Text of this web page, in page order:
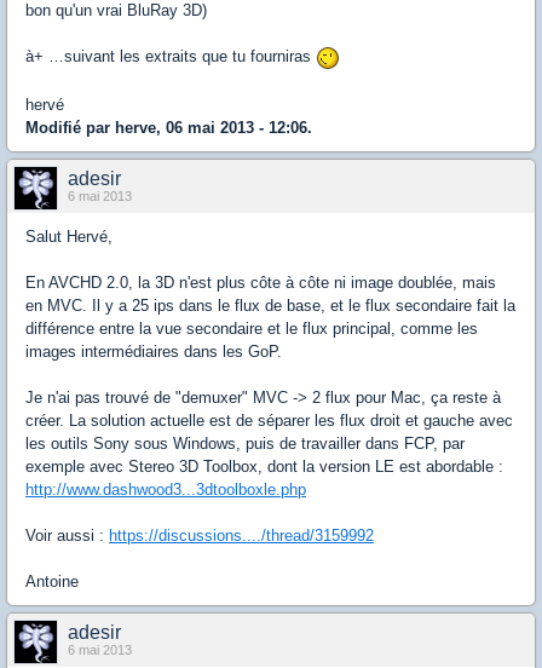
bon qu'un vrai BluRay 3D)
à+ …suivant les extraits que tu fourniras
hervé
Modifié par herve, 06 mai 2013 - 12:06.
adesir
6 mai 2013
Salut Hervé,
En AVCHD 2.0, la 3D n'est plus côte à côte ni image doublée, mais
en MVC. Il y a 25 ips dans le flux de base, et le flux secondaire fait la
différence entre la vue secondaire et le flux principal, comme les
images intermédiaires dans les GoP.
Je n'ai pas trouvé de "demuxer" MVC -> 2 flux pour Mac, ça reste à
créer. La solution actuelle est de séparer les flux droit et gauche avec
les outils Sony sous Windows, puis de travailler dans FCP, par
exemple avec Stereo 3D Toolbox, dont la version LE est abordable :
http://www.dashwood3...3dtoolboxle.php
Voir aussi : https://discussions..../thread/3159992
Antoine
adesir
6 mai 2013